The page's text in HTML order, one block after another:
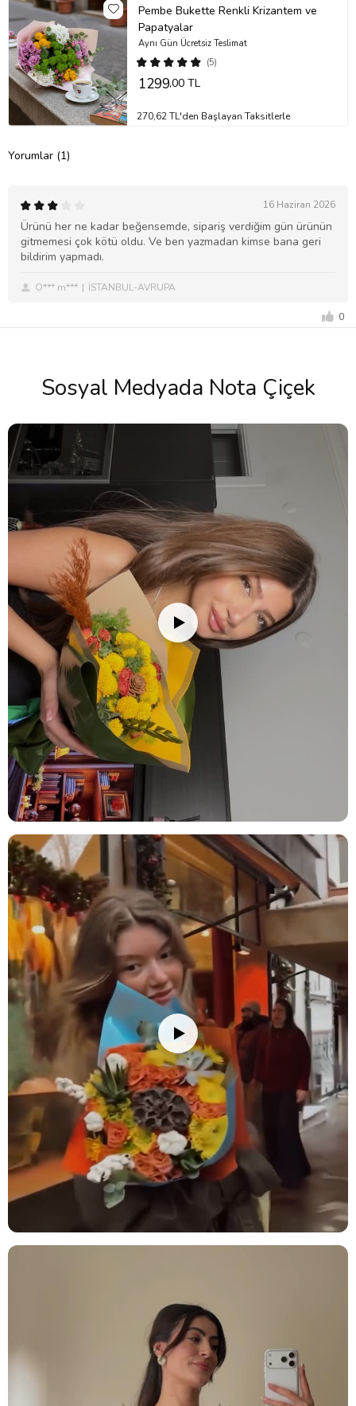
Pembe Bukette Renkli Krizantem ve
Papatyalar
(5)
Aynı Gün Ücretsiz Teslimat
1299,00 TL
270,62 TL'den Başlayan Taksitlerle
Yorumlar (1)
16 Haziran 2026
Ürünü her ne kadar beğensemde, sipariş verdiğim gün ürünün
gitmemesi çok kötü oldu. Ve ben yazmadan kimse bana geri
bildirim yapmadı.
O*** m*** İSTANBUL-AVRUPA
0
Sosyal Medyada Nota Çiçek